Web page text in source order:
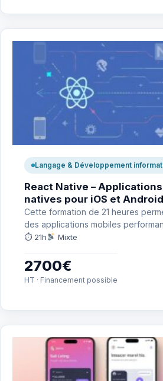
Langage & Développement
React Native –
natives pour iOS et Android
Cette formation de 21 heures
des applications mobiles
multiplateformes avec React
⏱ 21h Mixte
2700€
HT · Financement possible